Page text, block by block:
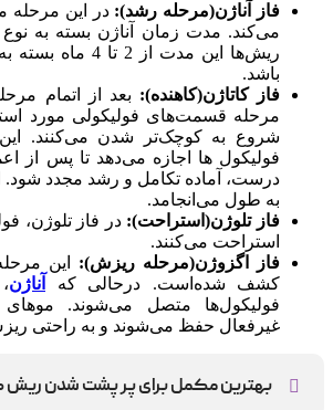
فاز آناژن(مرحله رشد): در این
می‌کند. مدت زمان آناژن بسته به نوع
ریش‌ها این مدت از 2
باشد.
فاز کاتاژن(کاهنده): بعد از اتمام
مرحله قسمت‌های فولیکولی مورد
شروع به کوچک‌تر شدن می‌کنند.
فولیکول ها اجازه می‌دهد تا پس از
درست، آماده تکامل و رشد مجدد شود.
به طول می‌انجامد.
فاز تلوژن(استراحت): در فاز تلوژن،
استراحت می‌کنند.
فاز اگزوژن(مرحله ریزش): این
کشف شده‌است. درحالی که
آناژن
فولیکول‌ها متصل می‌شوند.
غیرفعال حفظ می‌شوند و به راحتی
بهترین مکمل برای پر پشت شدن